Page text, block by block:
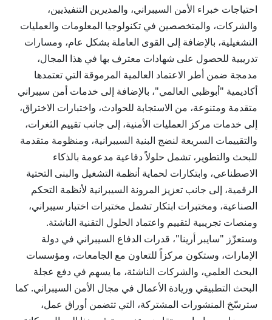
احتياجات خبراء الأمن السيبراني، والمديرين التنفيذيين،
والشركات، والمتخصصين في تكنولوجيا المعلومات والعمليات
التشغيلية، بالإضافة إلى القوى العاملة بشكل عام، ومسارات
تدريبية للحصول على شهادات معترف بها في هذا المجال،
مدمجة ضمن أطر الاعتماد العالمية المرموقة التي تعتمدها
أكاديمية "أبوظبي العالمي"، بالإضافة إلى خدمات أمن سيبراني
متقدمة ومتنوعة، من الاستجابة للحوادث، واختبارات الاختراق،
إلى خدمات مركز العمليات الأمنية، إلى جانب تقييم الثغرات،
والتقييمات السريعة لنضج البنية السيبرانية، ومنظومة متقدمة
للبحث والتطوير، تشمل حلولاً دفاعية مدعومة بالذكاء
الاصطناعي، وابتكارات لحماية أنظمة التشغيل والبنى التحتية
الرقمية، إلى جانب تعزيز المرونة السيبرانية لأنظمة التحكم
الصناعية، ومختبرات ابتكار تشمل مختبرات اختبار سيبراني،
ومنصات تجريبية لتقييم واعتماد الحلول التقنية الناشئة.
وستعزّز "سايبر أرينا"، قدرات الدفاع السيبراني في دولة
الإمارات، وستكون مركزاً للتعاون مع الجامعات، ومؤسسات
البحث العلمي، والشركات الناشئة، ما يسهم في دفع عجلة
البحث التطبيقي وريادة الأعمال في مجال الأمن السيبراني. كما
سترسّخ المنشورات المشتركة، التي تتضمن أوراق عمل،